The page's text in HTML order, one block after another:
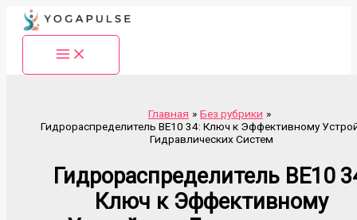
Перейти
содержимому
Главная
Без рубрики
Гидрораспределитель ВЕ10 34: Ключ к Эффективному
Гидравлических Систем
Гидрораспределитель ВЕ10
Ключ к Эффективному